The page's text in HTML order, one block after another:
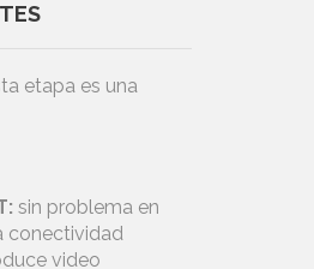
etapa es una
sin problema en
conectividad
video